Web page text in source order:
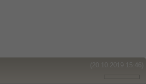
(20.10.2019 15:46)